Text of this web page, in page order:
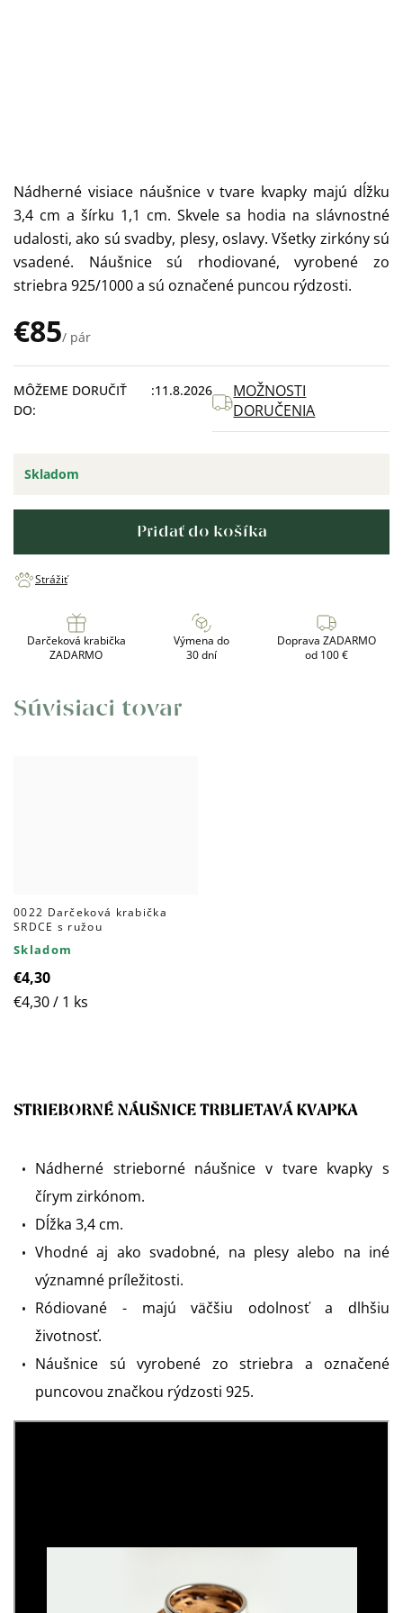
€85/ pár
Jednotková
cena:
Skladom
MÔŽEME DORUČIŤ
DO:
11.8.2026
MOŽNOSTI
DORUČENIA
Pridať do košíka
Nádherné visiace náušnice v tvare kvapky majú dĺžku
3,4 cm a šírku 1,1 cm. Skvele sa hodia na slávnostné
udalosti, ako sú svadby, plesy, oslavy. Všetky zirkóny sú
vsadené. Náušnice sú rhodiované, vyrobené zo
striebra 925/1000 a sú označené puncou rýdzosti.
Strážiť
Darčeková krabička
ZADARMO
Výmena do
30 dní
Doprava ZADARMO
od 100 €
Súvisiaci tovar
0022 Darčeková krabička
SRDCE s ružou
Skladom
€4,30
Jednotková
€4,30 / 1 ks
STRIEBORNÉ NÁUŠNICE TRBLIETAVÁ KVAPKA
Nádherné strieborné náušnice v tvare kvapky s
čírym zirkónom.
Dĺžka 3,4 cm.
Vhodné aj ako svadobné, na plesy alebo na iné
významné príležitosti.
Ródiované - majú väčšiu odolnosť a dlhšiu
životnosť.
Náušnice sú vyrobené zo striebra a označené
puncovou značkou rýdzosti 925.